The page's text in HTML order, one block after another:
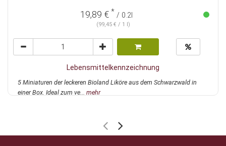
19,89 € * / 0.2l
(99,45 € / 1 l)
Lebensmittelkennzeichnung
5 Miniaturen der leckeren Bioland Liköre aus dem Schwarzwald in
einer Box. Ideal zum ve... mehr